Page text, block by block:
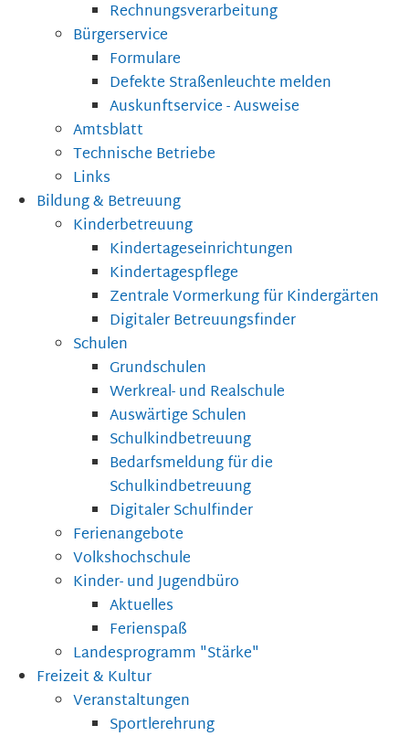
Rechnungsverarbeitung
Bürgerservice
Formulare
Defekte Straßenleuchte melden
Auskunftservice - Ausweise
Amtsblatt
Technische Betriebe
Links
Bildung & Betreuung
Kinderbetreuung
Kindertageseinrichtungen
Kindertagespflege
Zentrale Vormerkung für Kindergärten
Digitaler Betreuungsfinder
Schulen
Grundschulen
Werkreal- und Realschule
Auswärtige Schulen
Schulkindbetreuung
Bedarfsmeldung für die
Schulkindbetreuung
Digitaler Schulfinder
Ferienangebote
Volkshochschule
Kinder- und Jugendbüro
Aktuelles
Ferienspaß
Landesprogramm "Stärke"
Freizeit & Kultur
Veranstaltungen
Sportlerehrung